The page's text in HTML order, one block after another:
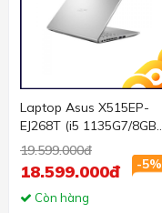
Laptop Asus X515EP-
EJ268T (i5 1135G7/8GB
RAM/512GB SSD/15.6
FHD/MX330 2GB/Win
10/Bạc)
19.599.000đ
-5%
18.599.000đ
Còn hàng